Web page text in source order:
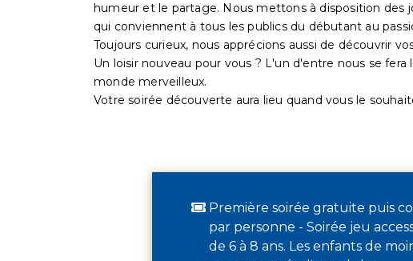
humeur et le partage. Nous mettons à disposition des
qui conviennent à tous les publics du débutant au
Toujours curieux, nous apprécions aussi de découvrir
Un loisir nouveau pour vous ? L'un d'entre nous se
monde merveilleux.
Votre soirée découverte aura lieu quand vous le
Première soirée gratuite puis
par personne - Soirée jeu
de 6 à 8 ans. Les enfants de